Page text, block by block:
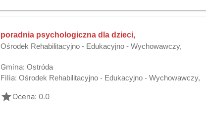
poradnia psychologiczna dla dzieci,
Ośrodek Rehabilitacyjno - Edukacyjno - Wychowawczy,
Gmina: Ostróda
Filia: Ośrodek Rehabilitacyjno - Edukacyjno - Wychowawczy,
gradeOcena: 0.0